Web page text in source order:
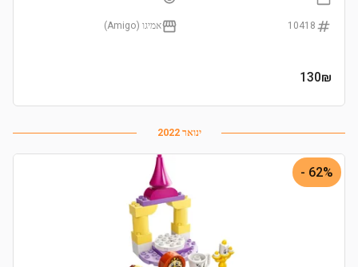
10418 אמיגו (Amigo)
130₪
ינואר 2022
62% -